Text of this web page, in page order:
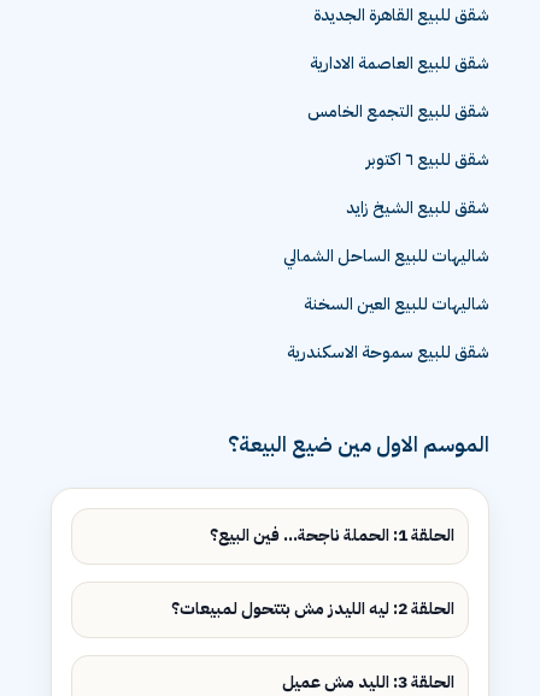
شقق للبيع القاهرة الجديدة
شقق للبيع العاصمة الادارية
شقق للبيع التجمع الخامس
شقق للبيع ٦ اكتوبر
شقق للبيع الشيخ زايد
شاليهات للبيع الساحل الشمالي
شاليهات للبيع العين السخنة
شقق للبيع سموحة الاسكندرية
الموسم الاول مين ضيع البيعة؟
الحلقة 1: الحملة ناجحة... فين البيع؟
الحلقة 2: ليه الليدز مش بتتحول لمبيعات؟
الحلقة 3: الليد مش عميل